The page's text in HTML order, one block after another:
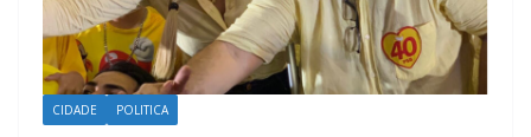
CIDADE POLITICA